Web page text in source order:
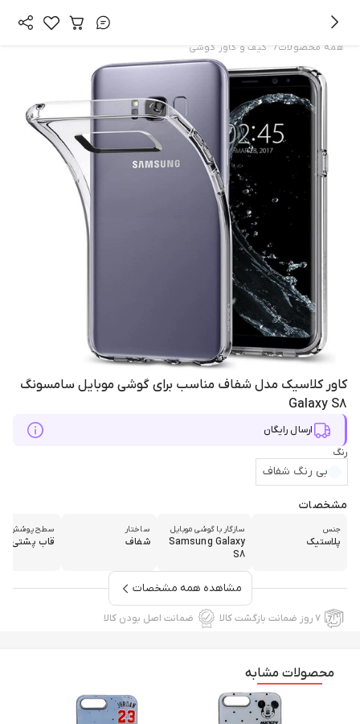
همه محصولات/ کیف و کاور گوشی
کاور کلاسیک مدل شفاف مناسب برای گوشی موبایل سامسونگ
Galaxy S8
ارسال رایگان
رنگ
بی رنگ شفاف
مشخصات
جنس
پلاستیک
سازگار با گوشی موبایل
Samsung Galaxy
S8
ساختار
شفاف
سطح پوشش
قاب پشتی
مشاهده همه مشخصات
۷ روز ضمانت بازگشت کالا ضمانت اصل بودن کالا
محصولات مشابه